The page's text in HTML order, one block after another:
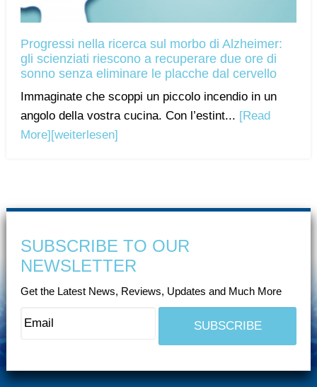
Progressi nella ricerca sul morbo di Alzheimer:
gli scienziati riescono a recuperare due ore di
sonno senza eliminare le placche dal cervello
Immaginate che scoppi un piccolo incendio in un
angolo della vostra cucina. Con l’estint... [Read
More] [weiterlesen]
SUBSCRIBE TO OUR
NEWSLETTER
Get the Latest News, Reviews, Updates and Much More